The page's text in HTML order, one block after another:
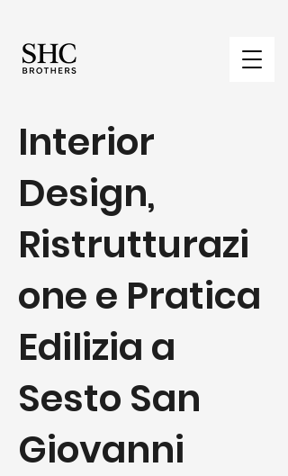
Interior
Design,
Ristrutturazi
one e Pratica
Edilizia a
Sesto San
Giovanni